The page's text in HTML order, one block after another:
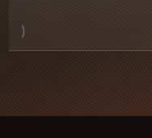
)